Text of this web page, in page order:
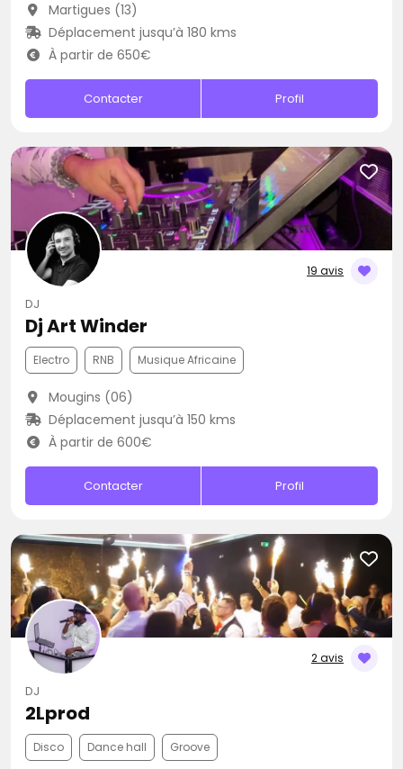
Martigues (13)
Déplacement jusqu’à 180 kms
À partir de 650€
Contacter Profil
19 avis
DJ
Dj Art Winder
Electro RNB Musique Africaine
Mougins (06)
Déplacement jusqu’à 150 kms
À partir de 600€
Contacter Profil
2 avis
DJ
2Lprod
Disco Dance hall Groove